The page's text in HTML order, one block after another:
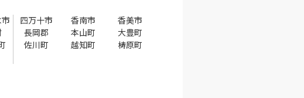
四万十市 香南市
香美市
長岡郡 本山町
大豊町
佐川町 越知町
梼原町